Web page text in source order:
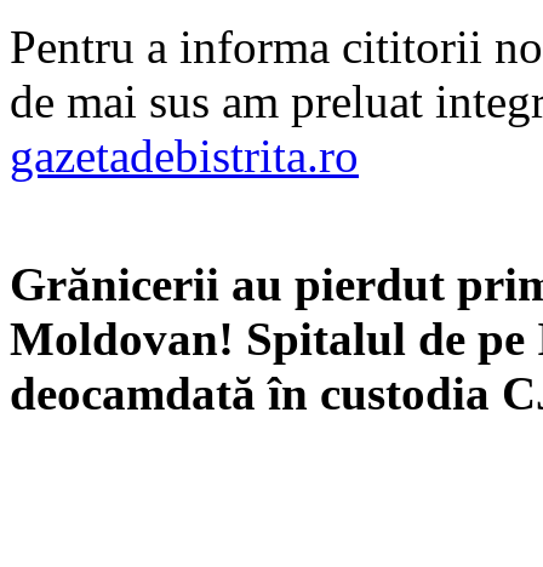
Pentru a informa cititorii
de mai sus am preluat
gazetadebistrita.ro
Grănicerii au pierdut
Moldovan! Spitalul de pe
deocamdată în custodia